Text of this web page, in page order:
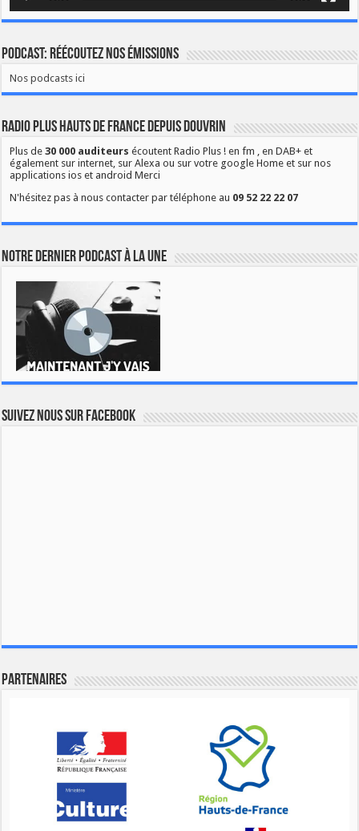
Podcast: Réécoutez nos émissions
Nos podcasts ici
Radio Plus Hauts de France depuis Douvrin
Plus de30 000 auditeurs écoutent Radio Plus ! en fm , en DAB+ et
également sur internet, sur Alexa ou sur votre google Home et sur nos
applications ios et android Merci
N'hésitez pas à nous contacter par téléphone au 09 52 22 22 07
Notre dernier podcast à la une
Suivez nous sur Facebook
Partenaires